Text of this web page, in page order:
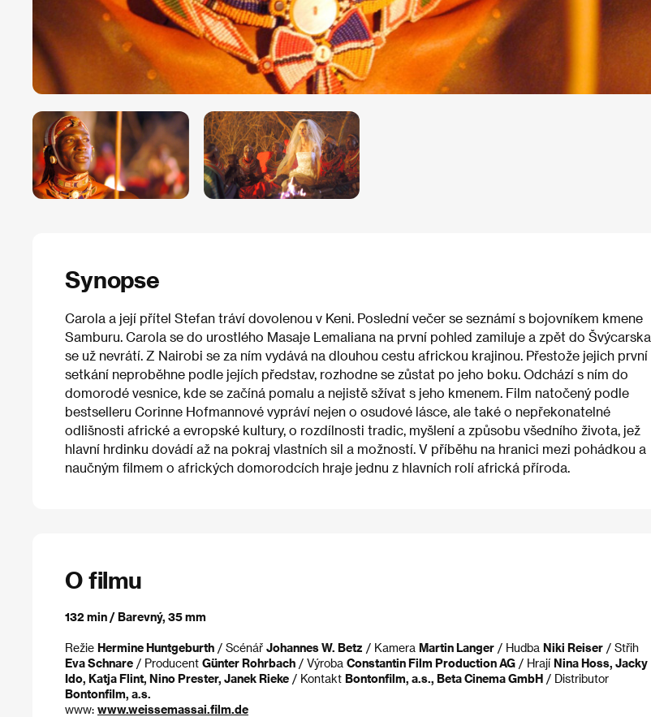
Synopse
Carola a její přítel Stefan tráví dovolenou v Keni. Poslední večer se seznámí s bojovníkem kmene
Samburu. Carola se do urostlého Masaje Lemaliana na první pohled zamiluje a zpět do Švýcarska
se už nevrátí. Z Nairobi se za ním vydává na dlouhou cestu africkou krajinou. Přestože jejich první
setkání neproběhne podle jejích představ, rozhodne se zůstat po jeho boku. Odchází s ním do
domorodé vesnice, kde se začíná pomalu a nejistě sžívat s jeho kmenem. Film natočený podle
bestselleru Corinne Hofmannové vypráví nejen o osudové lásce, ale také o nepřekonatelné
odlišnosti africké a evropské kultury, o rozdílnosti tradic, myšlení a způsobu všedního života, jež
hlavní hrdinku dovádí až na pokraj vlastních sil a možností. V příběhu na hranici mezi pohádkou a
naučným filmem o afrických domorodcích hraje jednu z hlavních rolí africká příroda.
O filmu
132 min / Barevný, 35 mm
Režie Hermine Huntgeburth / Scénář Johannes W. Betz / Kamera Martin Langer / Hudba Niki Reiser / Střih
Eva Schnare / Producent Günter Rohrbach / Výroba Constantin Film Production AG / Hrají Nina Hoss, Jacky
Ido, Katja Flint, Nino Prester, Janek Rieke / Kontakt Bontonfilm, a.s., Beta Cinema GmbH / Distributor
Bontonfilm, a.s.
www: www.weissemassai.film.de